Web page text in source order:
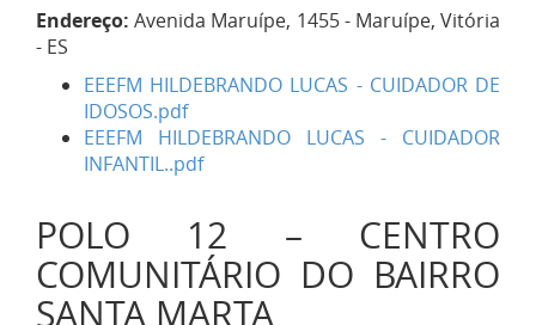
Endereço: Avenida Maruípe, 1455 - Maruípe, Vitória
- ES
EEEFM HILDEBRANDO LUCAS - CUIDADOR DE
IDOSOS.pdf
EEEFM HILDEBRANDO LUCAS - CUIDADOR
INFANTIL..pdf
POLO 12 – CENTRO
COMUNITÁRIO DO BAIRRO
SANTA MARTA